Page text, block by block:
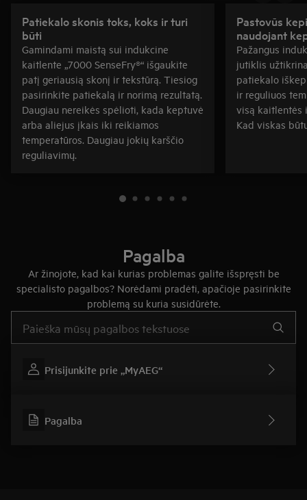
Patiekalo skonis toks, koks ir turi
būti
Gamindami maistą sui indukcine
kaitlente „7000 SenseFry®“ išgaukite
patį geriausią skonį ir tekstūrą. Tiesiog
pasirinkite patiekalą ir norimą rezultatą.
Daugiau nereikės spėlioti, kada keptuvė
arba aliejus įkais iki reikiamos
temperatūros. Daugiau jokių karščio
reguliavimų.
Pastovūs
naudojant
Pažangus
jutiklis
patiekalo
ir reguliuos
visą kaitlentės
Kad viskas
Pagalba
Ar žinojote, kad kai kurias problemas galite išspręsti be
specialisto pagalbos? Norėdami pradėti, apačioje pasirinkite
problemą su kuria susidūrėte.
Prisijunkite prie „MyAEG“
Pagalba